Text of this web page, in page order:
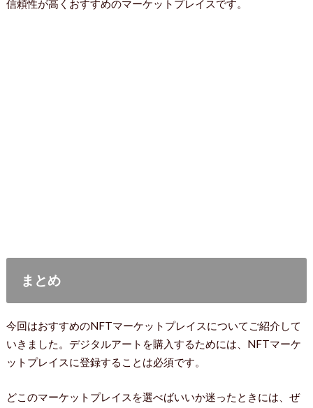
信頼性が高くおすすめのマーケットプレイスです。
まとめ
今回はおすすめのNFTマーケットプレイスについてご紹介して
いきました。デジタルアートを購入するためには、NFTマーケ
ットプレイスに登録することは必須です。
どこのマーケットプレイスを選べばいいか迷ったときには、ぜ